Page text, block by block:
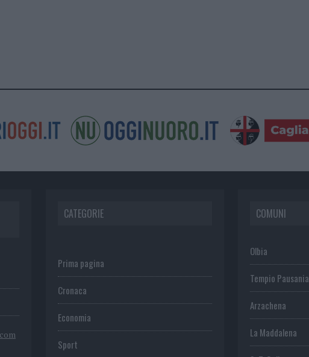
CATEGORIE
Prima pagina
Cronaca
Economia
Sport
COMUNI
Olbia
Tempio Pausania
Arzachena
La Maddalena